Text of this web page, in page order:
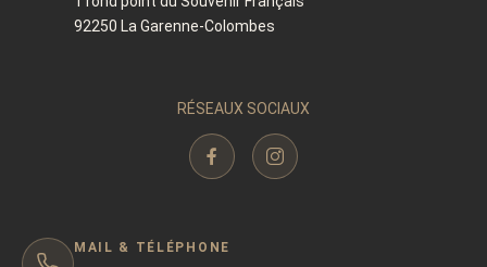
92250 La Garenne-Colombes
RÉSEAUX SOCIAUX
MAIL & TÉLÉPHONE